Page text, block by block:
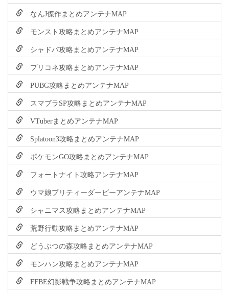
なんJ傑作まとめアンテナMAP
モンスト攻略まとめアンテナMAP
シャドバ攻略まとめアンテナMAP
プリコネ攻略まとめアンテナMAP
PUBG攻略まとめアンテナMAP
スマブラSP攻略まとめアンテナMAP
VTuberまとめアンテナMAP
Splatoon3攻略まとめアンテナMAP
ポケモンGO攻略まとめアンテナMAP
フォートナイト攻略アンテナMAP
ウマ娘プリティーダービーアンテナMAP
シャニマス攻略まとめアンテナMAP
荒野行動攻略まとめアンテナMAP
どうぶつの森攻略まとめアンテナMAP
モンハン攻略まとめアンテナMAP
FFBE幻影戦争攻略まとめアンテナMAP